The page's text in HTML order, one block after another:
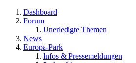
Dashboard
Forum
Unerledigte Themen
News
Europa-Park
Infos & Pressemeldungen